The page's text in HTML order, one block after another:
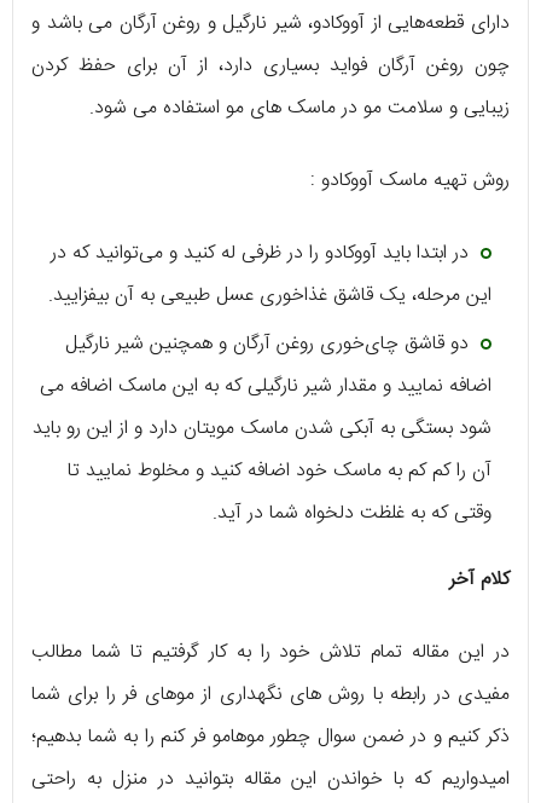
دارای قطعه‌هایی از آووکادو، شیر نارگیل و روغن آرگان می باشد و
چون روغن آرگان فواید بسیاری دارد، از آن برای حفظ کردن
زیبایی و سلامت مو در ماسک های مو استفاده می شود.
روش تهیه ماسک آووکادو :
در ابتدا باید آووکادو را در ظرفی له کنید و می‌توانید که در
این مرحله، یک قاشق غذاخوری عسل طبیعی به آن بیفزایید.
دو قاشق چای‌خوری روغن آرگان و همچنین شیر نارگیل
اضافه نمایید و مقدار شیر نارگیلی که به این ماسک اضافه می
شود بستگی به آبکی شدن ماسک مویتان دارد و از این رو باید
آن را کم‌ کم به ماسک خود اضافه کنید و مخلوط نمایید تا
وقتی که به غلظت دلخواه‌ شما در آید.
کلام آخر
در این مقاله تمام تلاش خود را به کار گرفتیم تا شما مطالب
مفیدی در رابطه با روش های نگهداری از موهای فر را برای شما
ذکر کنیم و در ضمن سوال چطور موهامو فر کنم را به شما بدهیم؛
امیدواریم که با خواندن این مقاله بتوانید در منزل به راحتی